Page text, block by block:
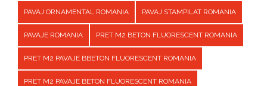
PAVAJ ORNAMENTAL ROMANIA PAVAJ STAMPILAT ROMANIA
PAVAJE ROMANIA PRET M2 BETON FLUORESCENT ROMANIA
PRET M2 PAVAJE BBETON FLUORESCENT ROMANIA
PRET M2 PAVAJE BETON FLUORESCENT ROMANIA